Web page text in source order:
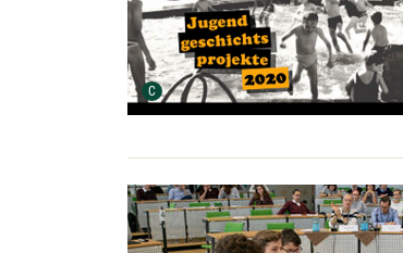
C Urheber der Grafik: